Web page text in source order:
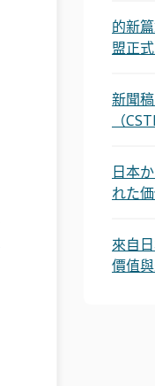
的新
盟正
新聞
（
日本
れた
來自
價值